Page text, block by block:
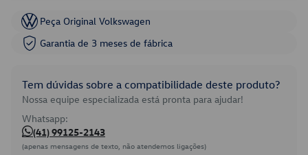
Peça Original Volkswagen
Garantia de 3 meses de fábrica
Tem dúvidas sobre a compatibilidade deste produto?
Nossa equipe especializada está pronta para ajudar!
Whatsapp:
(41) 99125-2143
(apenas mensagens de texto, não atendemos ligações)